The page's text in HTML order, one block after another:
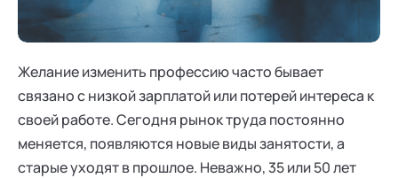
Желание изменить профессию часто бывает
связано с низкой зарплатой или потерей интереса к
своей работе. Сегодня рынок труда постоянно
меняется, появляются новые виды занятости, а
старые уходят в прошлое. Неважно, 35 или 50 лет
Профессионалам
Поддержка
Режим работы и тп